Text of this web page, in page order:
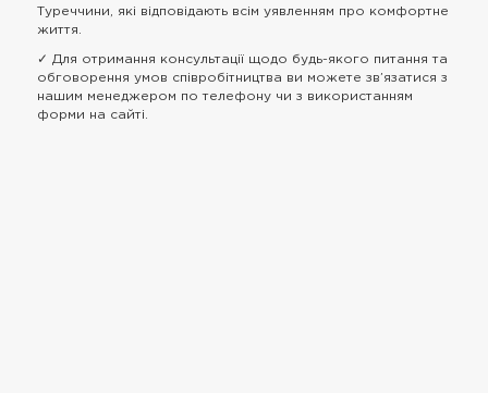
Туреччини, які відповідають всім уявленням про комфортне
життя.
✓ Для отримання консультації щодо будь-якого питання та
обговорення умов співробітництва ви можете зв’язатися з
нашим менеджером по телефону чи з використанням
форми на сайті.